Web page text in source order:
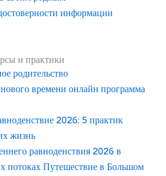
информации
и практики
родительство
времени онлайн программа
2026: 5 практик
жизнь
равноденствия 2026 в
потоках Путешествие в Большом